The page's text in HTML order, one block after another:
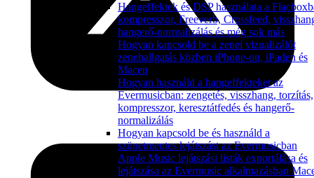
Hangeffektek és DSP használata a
kompresszor, Freeverb, Crossfeed,
hangerő-normalizálás és még sok más
Hogyan kapcsold be a zenei vizualizálót
zenehallgatás közben iPhone-on, iPaden és
Macen
Hogyan használd a hangeffekteket az
Evermusicban: zengetés, visszhang, torzítás,
kompresszor, keresztátfedés és hangerő-
normalizálás
Hogyan kapcsold be és használd a
szünetmentes lejátszást az Evermusicban
Apple Music lejátszási listák exportálása és
lejátszása az Evermusic alkalmazásban